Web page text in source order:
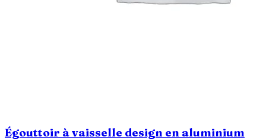
Égouttoir à vaisselle design en aluminium